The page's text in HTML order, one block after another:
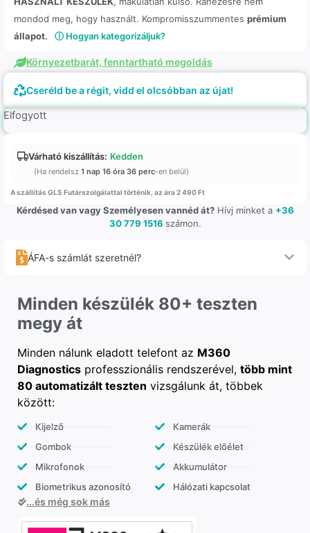
mondod meg, hogy használt. Kompromisszummentes prémium
állapot.
ⓘ Hogyan kategorizáljuk?
Környezetbarát, fenntartható megoldás
Cseréld be a régit, vidd el olcsóbban az újat!
Elfogyott
Várható kiszállítás: Kedden
(Ha rendelsz 1 nap 16 óra 36 perc-en belül)
A szállítás GLS Futárszolgálattal történik, az ára 2 490 Ft
Kérdésed van vagy Személyesen vannéd át?Hívj minket a +36
30 779 1516 számon.
ÁFA-s számlát szeretnél?
Minden készülék 80+ teszten
megy át
Minden nálunk eladott telefont az M360
Diagnostics professzionális rendszerével, több mint
80 automatizált teszten vizsgálunk át, többek
között:
Kijelző
Gombok
Mikrofonok
Biometrikus azonosító
Kamerák
Készülék előélet
Akkumulátor
Hálózati kapcsolat
...és még sok más